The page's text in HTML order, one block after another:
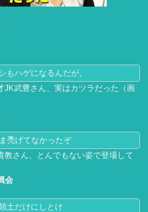
もハゲになるんだが。
JK武豊さん、実はカツラだった（画
禿げてなかったぞ
教さん、とんでもない姿で登場して
会
土だけにしとけ